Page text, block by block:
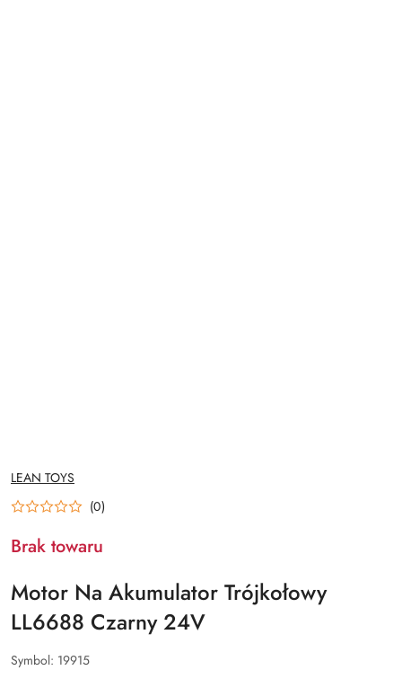
NAZWA
PRODUCENTA:
LEAN TOYS
(0)
Brak towaru
Motor Na Akumulator Trójkołowy
LL6688 Czarny 24V
Symbol: 19915